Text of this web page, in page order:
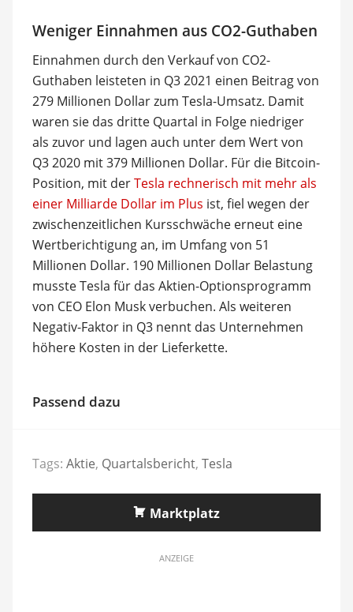
Weniger Einnahmen aus CO2-Guthaben
Einnahmen durch den Verkauf von CO2-
Guthaben leisteten in Q3 2021 einen Beitrag von
279 Millionen Dollar zum Tesla-Umsatz. Damit
waren sie das dritte Quartal in Folge niedriger
als zuvor und lagen auch unter dem Wert von
Q3 2020 mit 379 Millionen Dollar. Für die Bitcoin-
Position, mit derTesla rechnerisch mit mehr als
einer Milliarde Dollar im Plus ist, fiel wegen der
zwischenzeitlichen Kursschwäche erneut eine
Wertberichtigung an, im Umfang von 51
Millionen Dollar. 190 Millionen Dollar Belastung
musste Tesla für das Aktien-Optionsprogramm
von CEO Elon Musk verbuchen. Als weiteren
Negativ-Faktor in Q3 nennt das Unternehmen
höhere Kosten in der Lieferkette.
Passend dazu
Tags: Aktie, Quartalsbericht, Tesla
Marktplatz
ANZEIGE